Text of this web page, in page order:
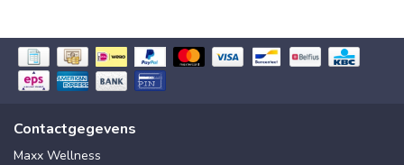
Contactgegevens
Maxx Wellness